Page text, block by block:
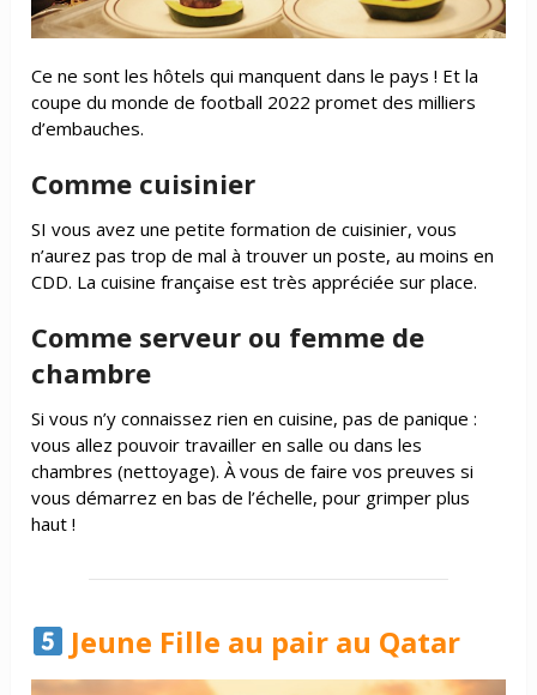
Ce ne sont les hôtels qui manquent dans le pays ! Et la
coupe du monde de football 2022 promet des milliers
d’embauches.
Comme cuisinier
SI vous avez une petite formation de cuisinier, vous
n’aurez pas trop de mal à trouver un poste, au moins en
CDD. La cuisine française est très appréciée sur place.
Comme serveur ou femme de
chambre
Si vous n’y connaissez rien en cuisine, pas de panique :
vous allez pouvoir travailler en salle ou dans les
chambres (nettoyage). À vous de faire vos preuves si
vous démarrez en bas de l’échelle, pour grimper plus
haut !
Jeune Fille au pair au Qatar